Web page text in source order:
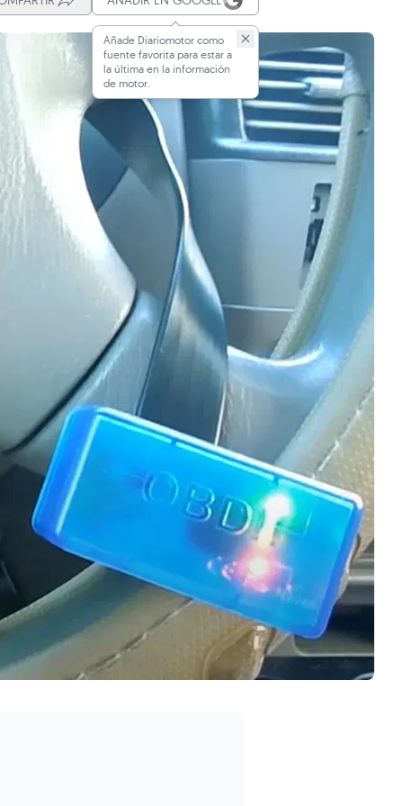
Añade Diariomotor como
fuente favorita para estar a
la última en la información
de motor.